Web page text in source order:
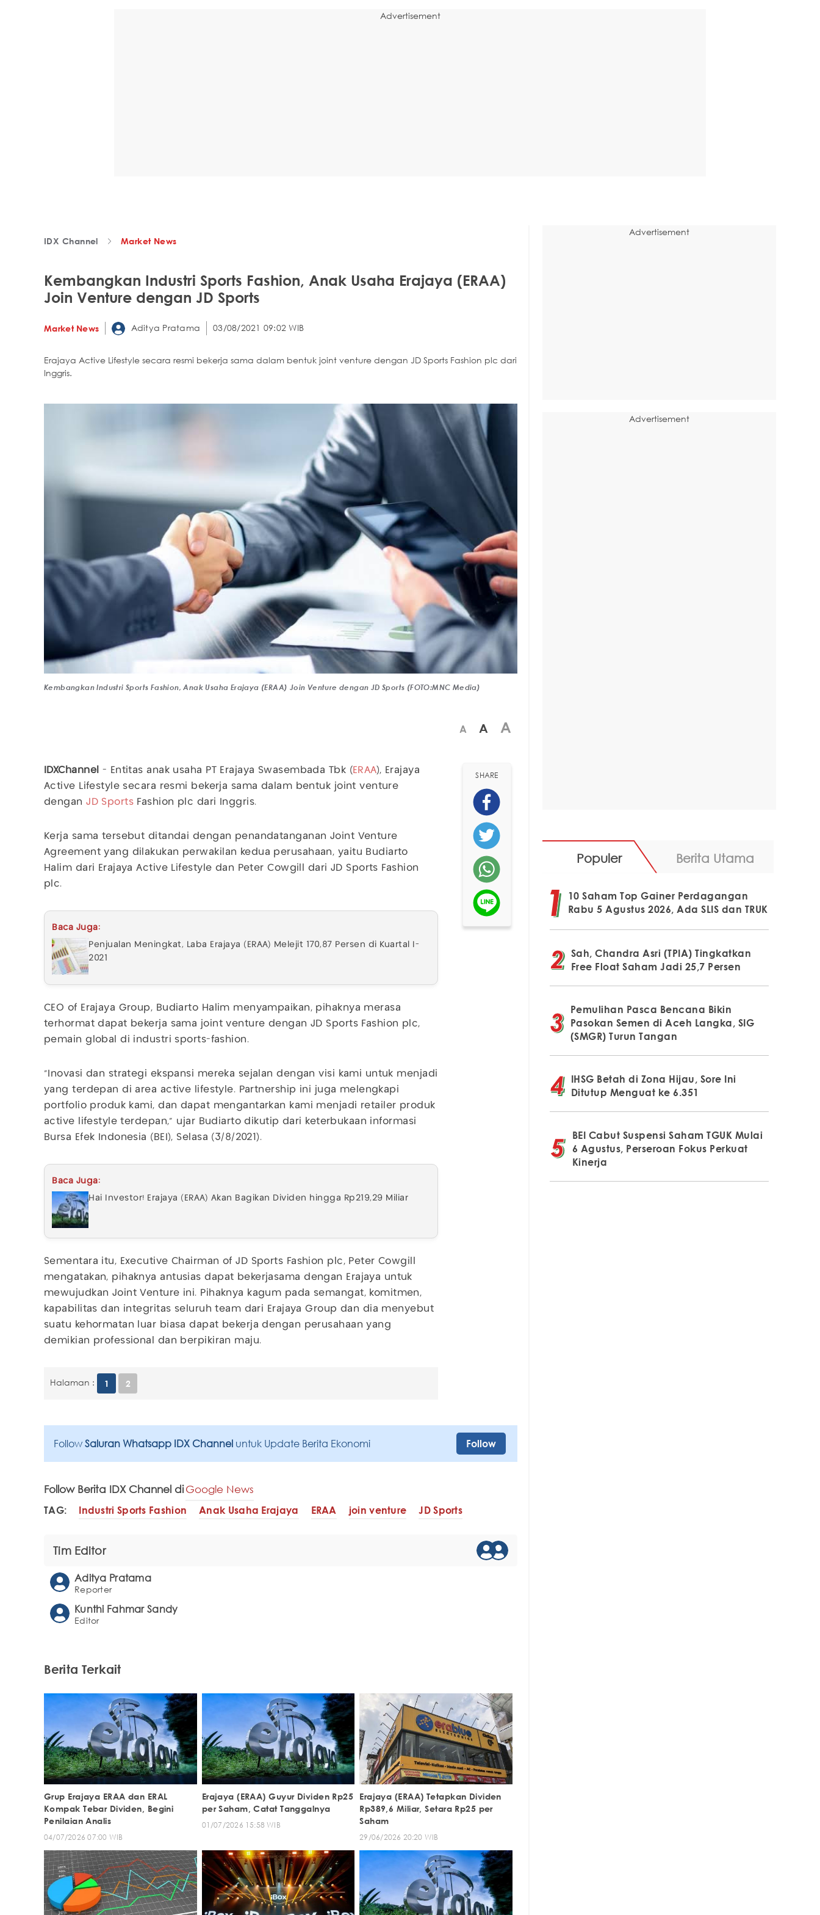
Advertisement
IDX Channel Market News
Kembangkan Industri Sports Fashion, Anak Usaha Erajaya (ERAA)
Join Venture dengan JD Sports
Market News Aditya Pratama 03/08/2021 09:02 WIB
Erajaya Active Lifestyle secara resmi bekerja sama dalam bentuk joint venture dengan JD Sports Fashion plc dari
Inggris.
Kembangkan Industri Sports Fashion, Anak Usaha Erajaya (ERAA) Join Venture dengan JD Sports (FOTO:MNC Media)
A A A
IDXChannel - Entitas anak usaha PT Erajaya Swasembada Tbk ( ERAA), Erajaya
Active Lifestyle secara resmi bekerja sama dalam bentuk joint venture
dengan JD Sports Fashion plc dari Inggris.
Kerja sama tersebut ditandai dengan penandatanganan Joint Venture
Agreement yang dilakukan perwakilan kedua perusahaan, yaitu Budiarto
Halim dari Erajaya Active Lifestyle dan Peter Cowgill dari JD Sports Fashion
plc.
Baca Juga:
Penjualan Meningkat, Laba Erajaya (ERAA) Melejit 170,87 Persen di Kuartal I-
2021
CEO of Erajaya Group, Budiarto Halim menyampaikan, pihaknya merasa
terhormat dapat bekerja sama joint venture dengan JD Sports Fashion plc,
pemain global di industri sports-fashion.
"Inovasi dan strategi ekspansi mereka sejalan dengan visi kami untuk menjadi
yang terdepan di area active lifestyle. Partnership ini juga melengkapi
portfolio produk kami, dan dapat mengantarkan kami menjadi retailer produk
active lifestyle terdepan," ujar Budiarto dikutip dari keterbukaan informasi
Bursa Efek Indonesia (BEI), Selasa (3/8/2021).
Baca Juga:
Hai Investor! Erajaya (ERAA) Akan Bagikan Dividen hingga Rp219,29 Miliar
Sementara itu, Executive Chairman of JD Sports Fashion plc, Peter Cowgill
mengatakan, pihaknya antusias dapat bekerjasama dengan Erajaya untuk
mewujudkan Joint Venture ini. Pihaknya kagum pada semangat, komitmen,
kapabilitas dan integritas seluruh team dari Erajaya Group dan dia menyebut
suatu kehormatan luar biasa dapat bekerja dengan perusahaan yang
demikian professional dan berpikiran maju.
Halaman : 1 2
SHARE
Follow Saluran Whatsapp IDX Channel untuk Update Berita Ekonomi Follow
Follow Berita IDX Channel diGoogle News
TAG: Industri Sports Fashion Anak Usaha Erajaya ERAA join venture JD Sports
Tim Editor
Aditya Pratama
Reporter
Kunthi Fahmar Sandy
Editor
Berita Terkait
Grup Erajaya ERAA dan ERAL
Kompak Tebar Dividen, Begini
Penilaian Analis
04/07/2026 07:00 WIB
Erajaya (ERAA) Guyur Dividen Rp25
per Saham, Catat Tanggalnya
01/07/2026 15:58 WIB
Erajaya (ERAA) Tetapkan Dividen
Rp389,6 Miliar, Setara Rp25 per
Saham
29/06/2026 20:20 WIB
Advertisement
Advertisement
Populer Berita Utama
10 Saham Top Gainer Perdagangan
Rabu 5 Agustus 2026, Ada SLIS dan TRUK
Sah, Chandra Asri (TPIA) Tingkatkan
Free Float Saham Jadi 25,7 Persen
Pemulihan Pasca Bencana Bikin
Pasokan Semen di Aceh Langka, SIG
(SMGR) Turun Tangan
IHSG Betah di Zona Hijau, Sore Ini
Ditutup Menguat ke 6.351
BEI Cabut Suspensi Saham TGUK Mulai
6 Agustus, Perseroan Fokus Perkuat
Kinerja